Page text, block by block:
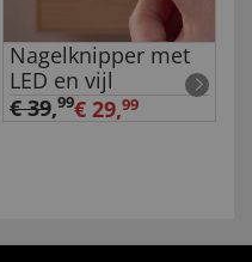
Nagelknipper met
LED en vijl
€ 39,99€ 29,99